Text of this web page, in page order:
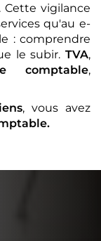
Cette vigilance
qu'au e-
: comprendre
le subir. TVA,
comptable,
, vous avez
.